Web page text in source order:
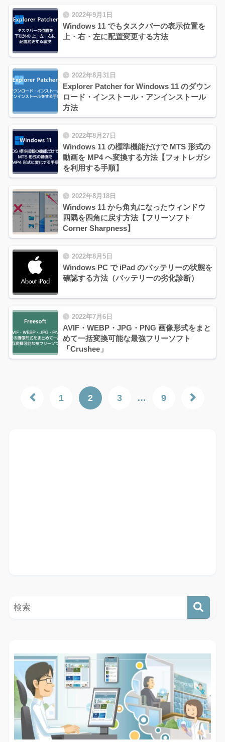
2022年9月1日
Windows 11 でもタスクバーの表示位置を
上・右・左に配置変更する方法
2022年8月31日
Explorer Patcher for Windows 11 のダウン
ロード・インストール・アンインストール
方法
2022年8月27日
Windows 11 の標準機能だけで MTS 形式の
動画を MP4 へ変換する方法【フォトレガシ
を利用する手順】
2022年8月18日
Windows 11 から角丸になったウィンドウ
四隅を四角に戻す方法【フリーソフト
Corner Sharpness】
2022年8月5日
Windows PC で iPad のバッテリーの状態を
確認する方法（バッテリーの劣化診断）
2022年7月6日
AVIF・WEBP・JPG・PNG 画像形式をまと
めて一括変換可能な最強フリーソフト
「Crushee」
1 2 3 … 9